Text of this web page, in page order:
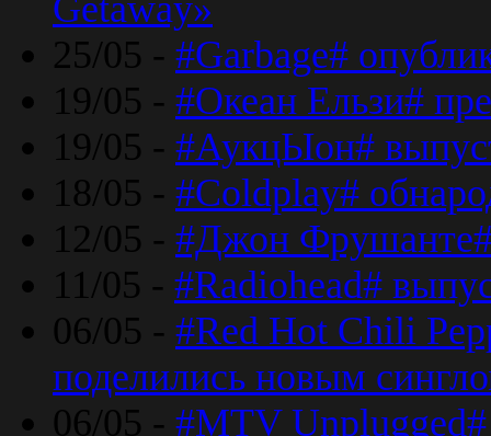
25/05 - #Garbage#
19/05 - #Океан Ельзи#
19/05 - #АукцЫон#
18/05 - #Coldplay#
12/05 - #Джон
11/05 - #Radiohead#
06/05 - #Red Hot Chili
поделились новым
06/05 - #MTV Unplugged#